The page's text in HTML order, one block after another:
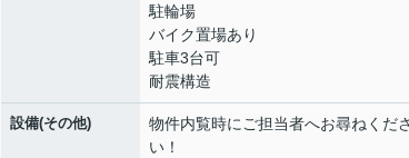
駐輪場
バイク置場あり
駐車3台可
耐震構造
設備(その他)
物件内覧時にご担当者へお尋ねくだ
い！